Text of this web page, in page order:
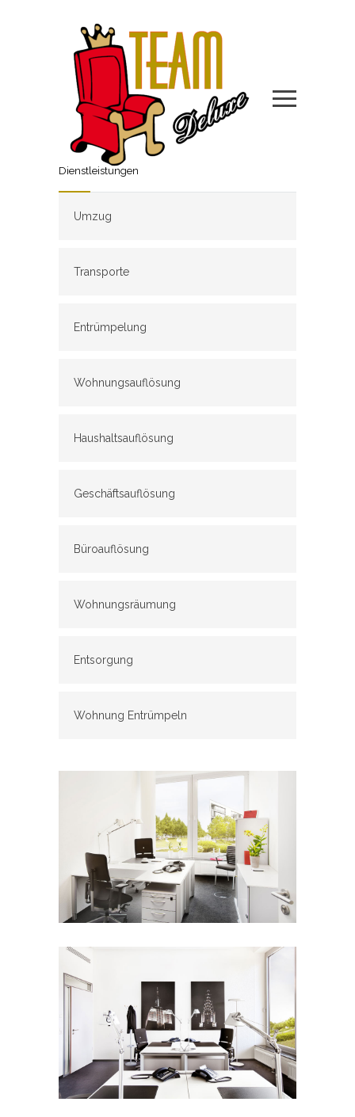
Dienstleistungen
Umzug
Transporte
Entrümpelung
Wohnungsauflösung
Haushaltsauflösung
Geschäftsauflösung
Büroauflösung
Wohnungsräumung
Entsorgung
Wohnung Entrümpeln